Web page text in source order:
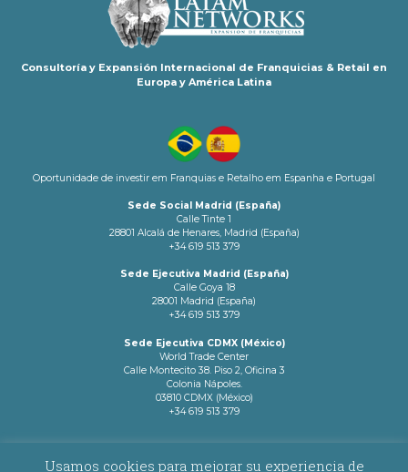
Consultoría y Expansión Internacional de Franquicias & Retail en
Europa y América Latina
Oportunidade de investir em Franquias e Retalho em Espanha e Portugal
Sede Social Madrid (España)
Calle Tinte 1
28801 Alcalá de Henares, Madrid (España)
+34 619 513 379
Sede Ejecutiva Madrid (España)
Calle Goya 18
28001 Madrid (España)
+34 619 513 379
Sede Ejecutiva CDMX (México)
World Trade Center
Calle Montecito 38. Piso 2, Oficina 3
Colonia Nápoles.
03810 CDMX (México)
+34 619 513 379
Usamos cookies para mejorar su experiencia de